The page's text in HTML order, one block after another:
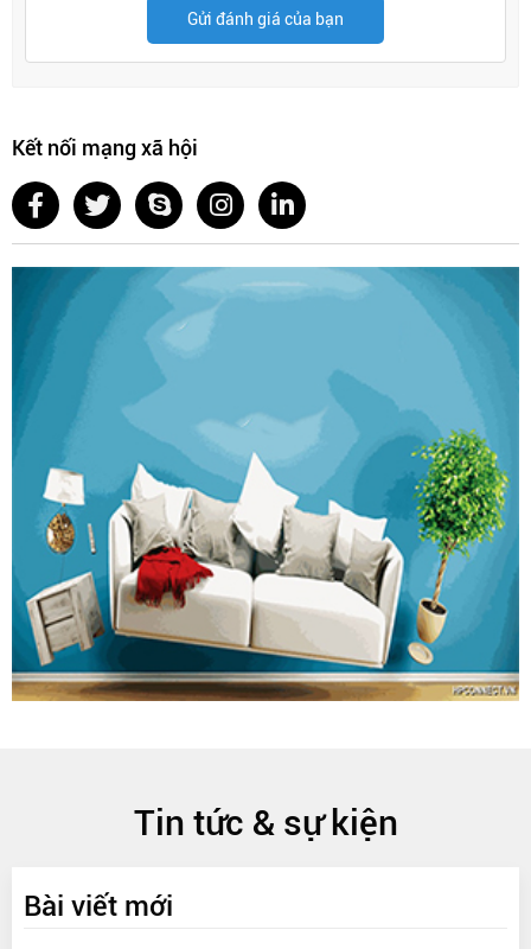
Gửi đánh giá của bạn
Kết nối mạng xã hội
Tin tức & sự kiện
Bài viết mới